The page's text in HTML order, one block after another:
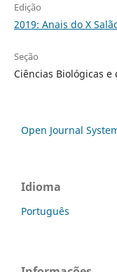
Edição
2019: Anais do X
Seção
Ciências Biológicas e
Open Journal
Idioma
Português